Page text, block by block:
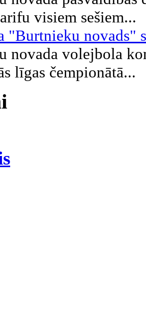
visiem sešiem...
"Burtnieku novads"
novada volejbola
līgas čempionātā...